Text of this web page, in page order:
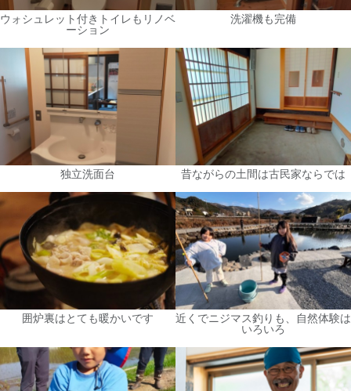
ウォシュレット付きトイレもリノベ
ーション
洗濯機も完備
独立洗面台 昔ながらの土間は古民家ならでは
囲炉裏はとても暖かいです 近くでニジマス釣りも、自然体験は
いろいろ